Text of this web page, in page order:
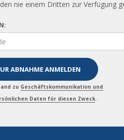
nie einem Dritten zur Verfügung
zu Geschäftskommunikation und
Daten für diesen Zweck.